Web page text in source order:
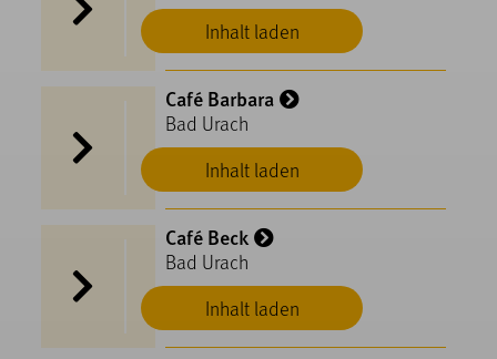
Inhalt laden
Inhalt laden
Café Barbara
Bad Urach
Inhalt laden
Café Beck
Bad Urach